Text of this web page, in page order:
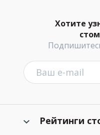
Хотите
Рейтинги